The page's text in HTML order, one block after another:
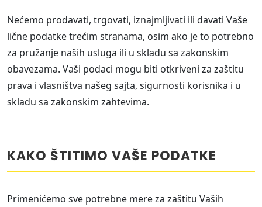
Nećemo prodavati, trgovati, iznajmljivati ili davati Vaše
lične podatke trećim stranama, osim ako je to potrebno
za pružanje naših usluga ili u skladu sa zakonskim
obavezama. Vaši podaci mogu biti otkriveni za zaštitu
prava i vlasništva našeg sajta, sigurnosti korisnika i u
skladu sa zakonskim zahtevima.
KAKO ŠTITIMO VAŠE PODATKE
Primenićemo sve potrebne mere za zaštitu Vaših